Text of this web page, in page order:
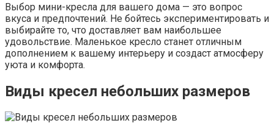
Выбор мини-кресла для вашего дома — это вопрос
вкуса и предпочтений. Не бойтесь экспериментировать и
выбирайте то, что доставляет вам наибольшее
удовольствие. Маленькое кресло станет отличным
дополнением к вашему интерьеру и создаст атмосферу
уюта и комфорта.
Виды кресел небольших размеров